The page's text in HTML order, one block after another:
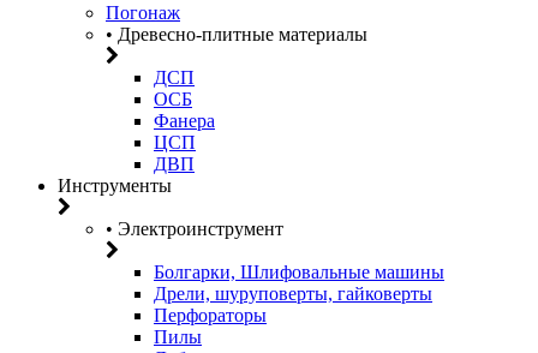
Погонаж
• Древесно-плитные материалы
ДСП
ОСБ
Фанера
ЦСП
ДВП
Инструменты
• Электроинструмент
Болгарки, Шлифовальные машины
Дрели, шуруповерты, гайковерты
Перфораторы
Пилы